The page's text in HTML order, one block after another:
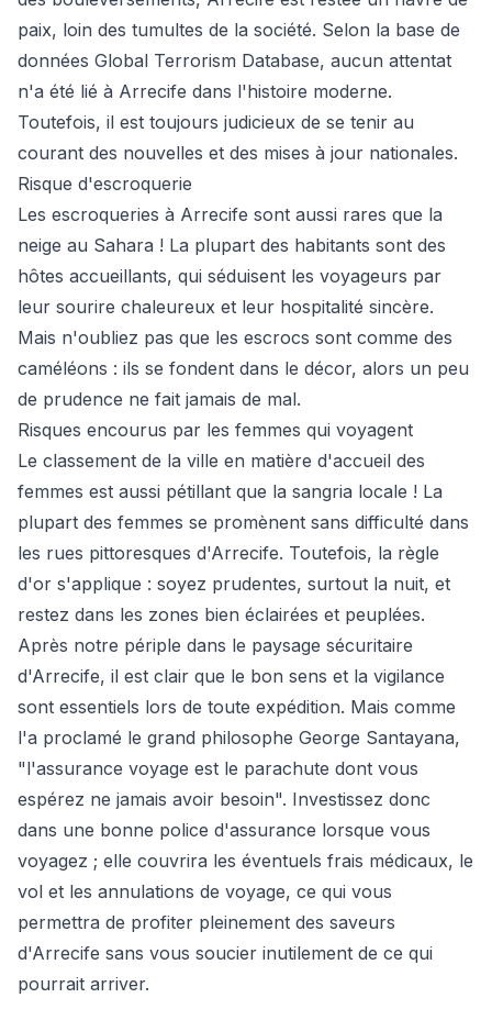
paix, loin des tumultes de la société. Selon la base de
données Global Terrorism Database, aucun attentat
n'a été lié à Arrecife dans l'histoire moderne.
Toutefois, il est toujours judicieux de se tenir au
courant des nouvelles et des mises à jour nationales.
Risque d'escroquerie
Les escroqueries à Arrecife sont aussi rares que la
neige au Sahara ! La plupart des habitants sont des
hôtes accueillants, qui séduisent les voyageurs par
leur sourire chaleureux et leur hospitalité sincère.
Mais n'oubliez pas que les escrocs sont comme des
caméléons : ils se fondent dans le décor, alors un peu
de prudence ne fait jamais de mal.
Risques encourus par les femmes qui voyagent
Le classement de la ville en matière d'accueil des
femmes est aussi pétillant que la sangria locale ! La
plupart des femmes se promènent sans difficulté dans
les rues pittoresques d'Arrecife. Toutefois, la règle
d'or s'applique : soyez prudentes, surtout la nuit, et
restez dans les zones bien éclairées et peuplées.
Après notre périple dans le paysage sécuritaire
d'Arrecife, il est clair que le bon sens et la vigilance
sont essentiels lors de toute expédition. Mais comme
l'a proclamé le grand philosophe George Santayana,
"l'assurance voyage est le parachute dont vous
espérez ne jamais avoir besoin". Investissez donc
dans une bonne police d'assurance lorsque vous
voyagez ; elle couvrira les éventuels frais médicaux, le
vol et les annulations de voyage, ce qui vous
permettra de profiter pleinement des saveurs
d'Arrecife sans vous soucier inutilement de ce qui
pourrait arriver.